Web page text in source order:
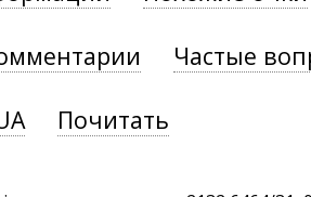
Частые
Почитать